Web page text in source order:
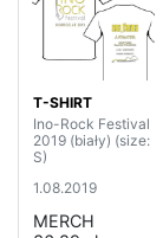
T-SHIRT
Ino-Rock Festival
2019 (biały) (size:
S)
1.08.2019
MERCH